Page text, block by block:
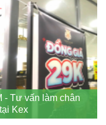
- Tư vấn làm chân
Kex